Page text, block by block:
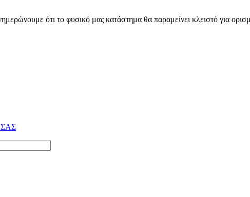
ότι το φυσικό μας κατάστημα θα παραμείνει κλειστό για